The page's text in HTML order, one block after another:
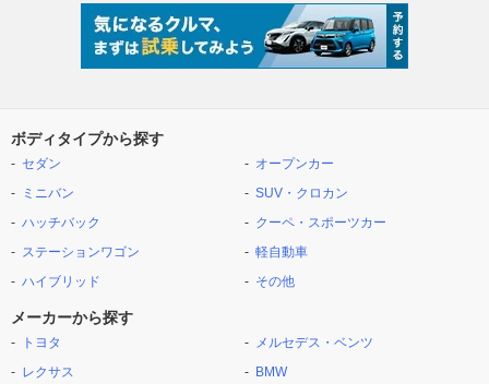
ボディタイプから探す
セダン
ミニバン
ハッチバック
ステーションワゴン
ハイブリッド
オープンカー
SUV・クロカン
クーペ・スポーツカー
軽自動車
その他
メーカーから探す
トヨタ
レクサス
メルセデス・ベンツ
BMW